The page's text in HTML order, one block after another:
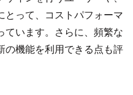
とって、コストパフォーマ
ています。さらに、頻繁な
の機能を利用できる点も評